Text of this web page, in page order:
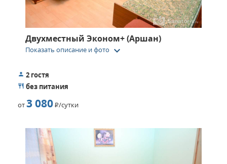
Двухместный Эконом+ (Аршан)
Показать описание и фото keyboard_arrow_down
2 гостя
без питания
от3 080Р/сутки